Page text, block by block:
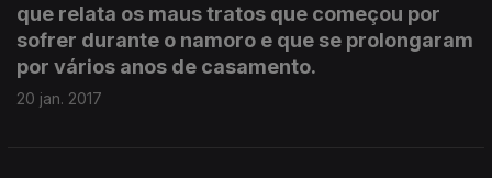
que relata os maus tratos que começou por
sofrer durante o namoro e que se prolongaram
por vários anos de casamento.
20 jan. 2017